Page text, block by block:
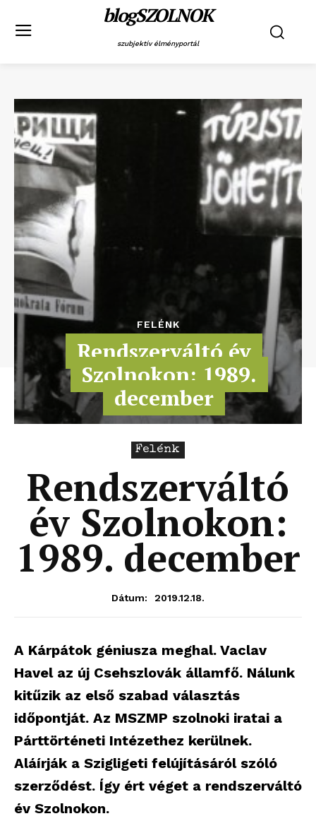
blogSZOLNOK
szubjektív élményportál
FELÉNK
Rendszerváltó év
Szolnokon: 1989.
december
Felénk
Rendszerváltó
év Szolnokon:
1989. december
Dátum: 2019.12.18.
A Kárpátok géniusza meghal. Vaclav
Havel az új Csehszlovák államfő. Nálunk
kitűzik az első szabad választás
időpontját. Az MSZMP szolnoki iratai a
Párttörténeti Intézethez kerülnek.
Aláírják a Szigligeti felújításáról szóló
szerződést. Így ért véget a rendszerváltó
év Szolnokon.